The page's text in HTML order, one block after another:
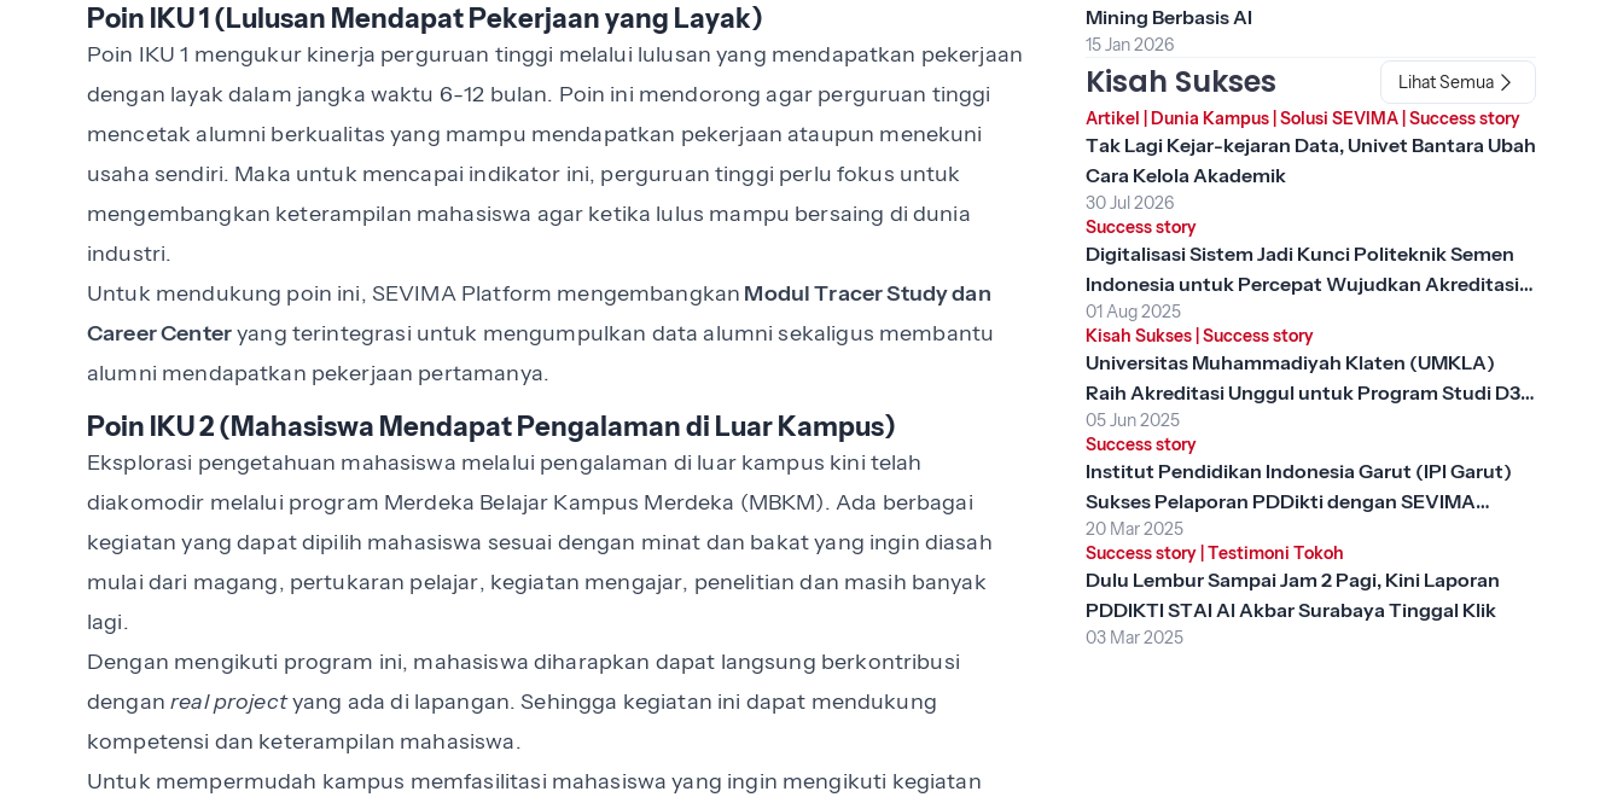
Poin IKU 1 (Lulusan Mendapat Pekerjaan yang Layak)
Poin IKU 1 mengukur kinerja perguruan tinggi melalui lulusan yang mendapatkan pekerjaan
dengan layak dalam jangka waktu 6-12 bulan. Poin ini mendorong agar perguruan tinggi
mencetak alumni berkualitas yang mampu mendapatkan pekerjaan ataupun menekuni
usaha sendiri. Maka untuk mencapai indikator ini, perguruan tinggi perlu fokus untuk
mengembangkan keterampilan mahasiswa agar ketika lulus mampu bersaing di dunia
industri.
Untuk mendukung poin ini, SEVIMA Platform mengembangkan Modul Tracer Study dan
Career Centeryang terintegrasi untuk mengumpulkan data alumni sekaligus membantu
alumni mendapatkan pekerjaan pertamanya.
Poin IKU 2 (Mahasiswa Mendapat Pengalaman di Luar Kampus)
Eksplorasi pengetahuan mahasiswa melalui pengalaman di luar kampus kini telah
diakomodir melalui program Merdeka Belajar Kampus Merdeka (MBKM). Ada berbagai
kegiatan yang dapat dipilih mahasiswa sesuai dengan minat dan bakat yang ingin diasah
mulai dari magang, pertukaran pelajar, kegiatan mengajar, penelitian dan masih banyak
lagi.
Dengan mengikuti program ini, mahasiswa diharapkan dapat langsung berkontribusi
denganreal projectyang ada di lapangan. Sehingga kegiatan ini dapat mendukung
kompetensi dan keterampilan mahasiswa.
Untuk mempermudah kampus memfasilitasi mahasiswa yang ingin mengikuti kegiatan
Mining Berbasis AI
15 Jan 2026
Kisah Sukses
Lihat Semua
Artikel Dunia Kampus| Solusi SEVIMA| Success story
Tak Lagi Kejar-kejaran Data, Univet Bantara Ubah
Cara Kelola Akademik
30 Jul 2026
Success story
Digitalisasi Sistem Jadi Kunci Politeknik Semen
Indonesia untuk Percepat Wujudkan Akreditasi
Unggul
01 Aug 2025
Kisah Sukses| Success story
Universitas Muhammadiyah Klaten (UMKLA)
Raih Akreditasi Unggul untuk Program Studi D3
Keperawatan dengan SEVIMA Platform
05 Jun 2025
Success story
Institut Pendidikan Indonesia Garut (IPI Garut)
Sukses Pelaporan PDDikti dengan SEVIMA
Platform
20 Mar 2025
Success story| Testimoni Tokoh
Dulu Lembur Sampai Jam 2 Pagi, Kini Laporan
PDDIKTI STAI Al Akbar Surabaya Tinggal Klik
03 Mar 2025